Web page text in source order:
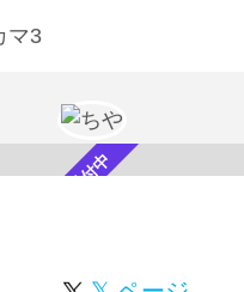
スカウト受付中